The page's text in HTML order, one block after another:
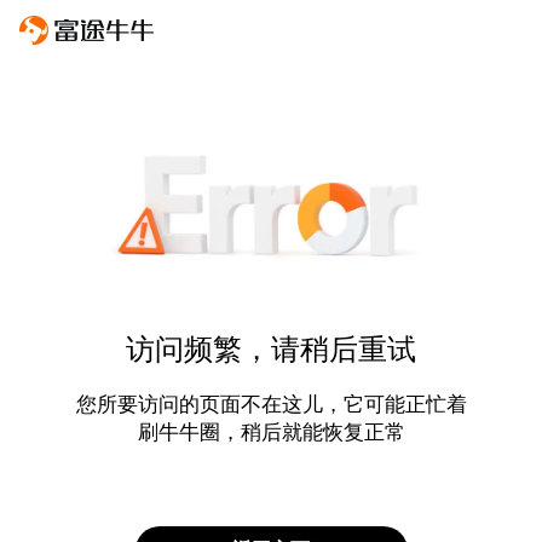
访问频繁，请稍后重试
您所要访问的页面不在这儿，它可能正忙着
刷牛牛圈，稍后就能恢复正常